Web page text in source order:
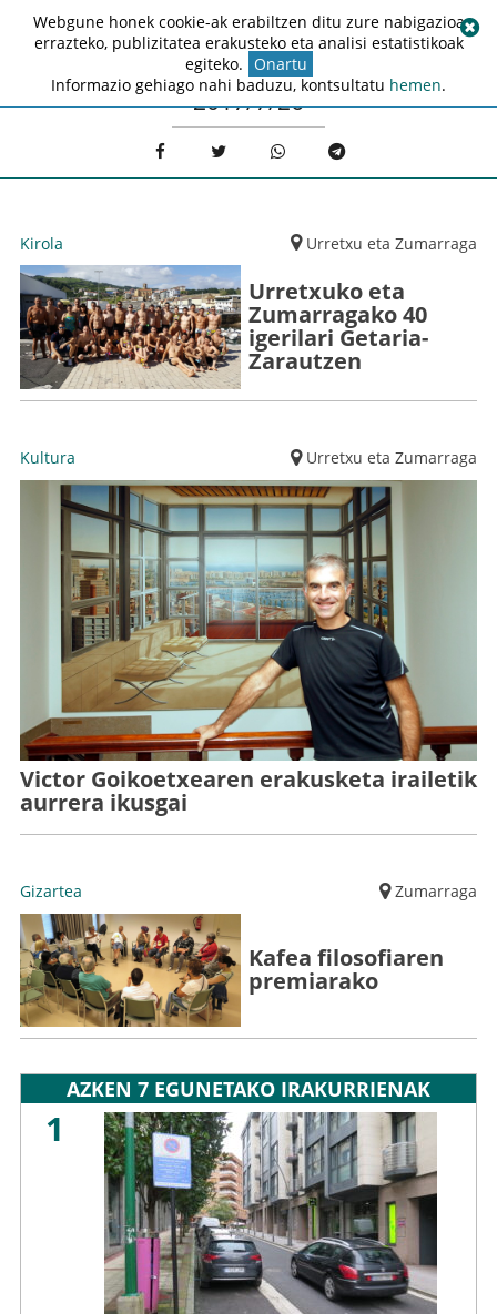
2017/7/26
Kirola Urretxu eta Zumarraga
Urretxuko eta
Zumarragako 40
igerilari Getaria-
Zarautzen
Kultura Urretxu eta Zumarraga
Victor Goikoetxearen erakusketa irailetik
aurrera ikusgai
Gizartea Zumarraga
Kafea filosofiaren
premiarako
AZKEN 7 EGUNETAKO IRAKURRIENAK
1
Webgune honek cookie-ak erabiltzen ditu zure nabigazioa
errazteko, publizitatea erakusteko eta analisi estatistikoak
egiteko. Onartu
Informazio gehiago nahi baduzu, kontsultatu hemen.